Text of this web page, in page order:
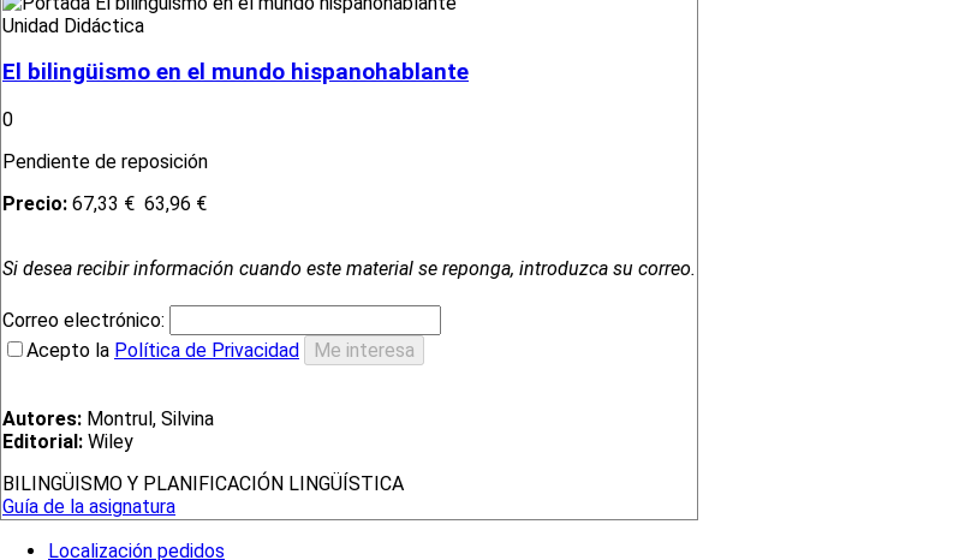
Unidad Didáctica
El bilingüismo en el mundo hispanohablante
0
Pendiente de reposición
Precio: 67,33 € 63,96 €
Si desea recibir información cuando este material se reponga, introduzca su correo.
Correo electrónico:
Acepto la Política de Privacidad
Autores: Montrul, Silvina
Editorial: Wiley
BILINGÜISMO Y PLANIFICACIÓN LINGÜÍSTICA
Guía de la asignatura
Localización pedidos